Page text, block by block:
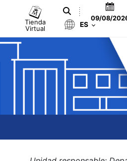
Tienda
Virtual
09/08/
ES